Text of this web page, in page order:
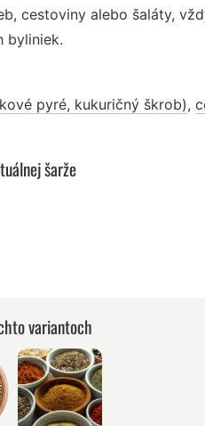
cestoviny alebo šaláty,
byliniek.
pyré, kukuričný škrob),
šarže
variantoch